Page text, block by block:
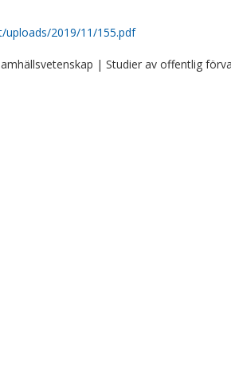
2019/11/155.pdf
| Studier av offentlig